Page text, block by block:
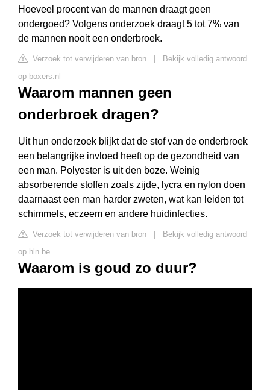
Hoeveel procent van de mannen draagt geen
ondergoed? Volgens onderzoek draagt 5 tot 7% van
de mannen nooit een onderbroek.
Verzoek tot verwijderen van bron
Bekijk volledig antwoord
op boxers.nl
Waarom mannen geen
onderbroek dragen?
Uit hun onderzoek blijkt dat de stof van de onderbroek
een belangrijke invloed heeft op de gezondheid van
een man. Polyester is uit den boze. Weinig
absorberende stoffen zoals zijde, lycra en nylon doen
daarnaast een man harder zweten, wat kan leiden tot
schimmels, eczeem en andere huidinfecties.
Verzoek tot verwijderen van bron
Bekijk volledig antwoord
op hln.be
Waarom is goud zo duur?